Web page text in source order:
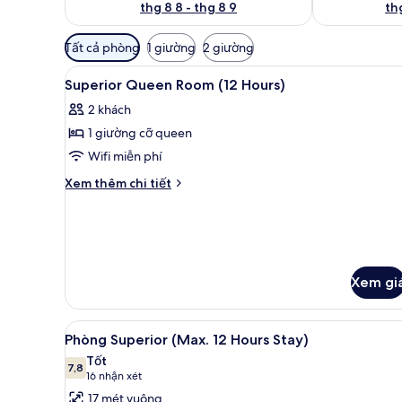
thg 8 8 - thg 8 9
Bộ
lọc
có
thể
dùng
để
lọc
phòng
Tất cả phòng 1 giường 2 giường
Xem
tất
cả
ảnh
Superior
Queen
Minibar, két bảo mật tại
2
Superior Queen Room (12 Hours)
2 khách
1 giường cỡ queen
Wifi miễn phí
Xem thêm chi tiết
Chi
(12
Hours)
Xem
Xem
tất
cả
ảnh
Minibar, két bảo mật tại
7
Phòng Superior (Max. 12 Hours Stay)
7,87,8 trên 10
Tốt
16 nhận xét
(16
nhận
17 mét vuông